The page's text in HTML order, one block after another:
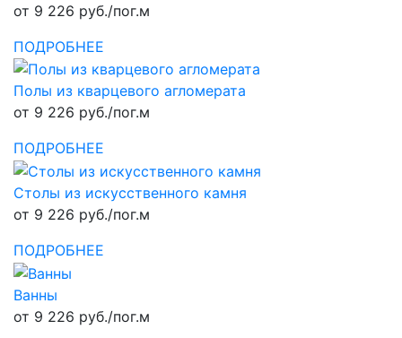
от 9 226 руб./пог.м
ПОДРОБНЕЕ
Полы из кварцевого агломерата
от 9 226 руб./пог.м
ПОДРОБНЕЕ
Столы из искусственного камня
от 9 226 руб./пог.м
ПОДРОБНЕЕ
Ванны
от 9 226 руб./пог.м